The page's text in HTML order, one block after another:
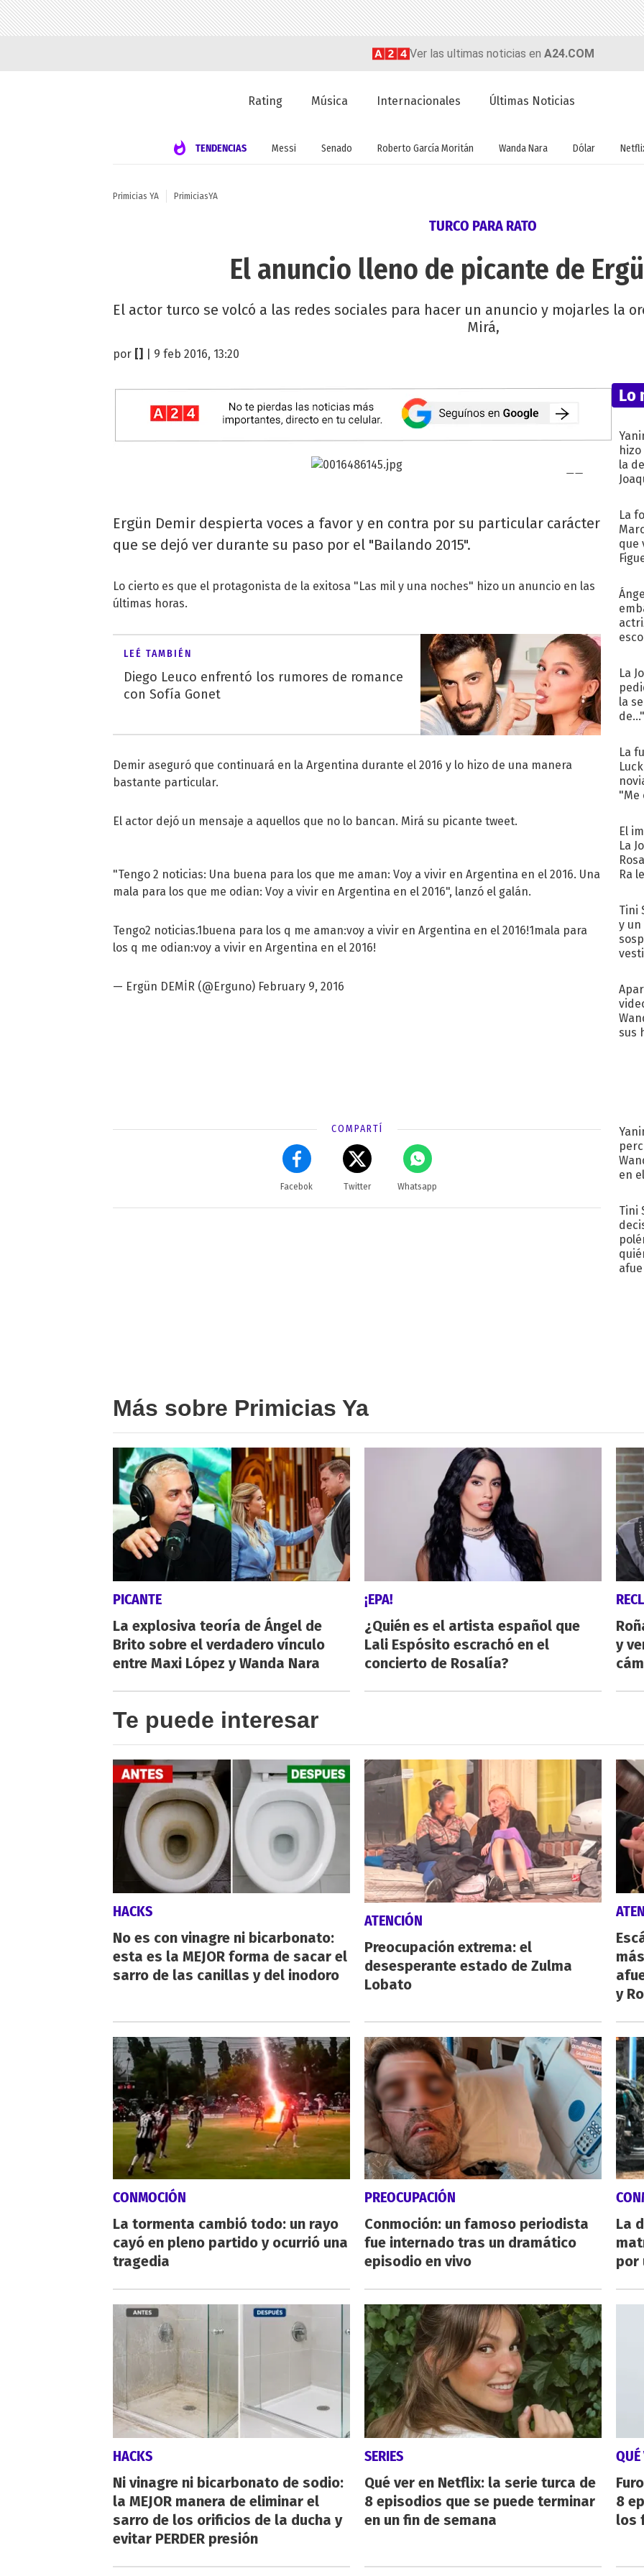
Ver las ultimas noticias en A24.COM
Rating Música Internacionales Últimas Noticias
TENDENCIAS Messi Senado Roberto García Moritán Wanda Nara Dólar
Primicias YA PrimiciasYA
TURCO PARA RATO
El anuncio lleno de picante de
El actor turco se volcó a las redes sociales para hacer un anuncio y mojarles la
Mirá,
por | 9 feb 2016, 13:20
Ergün Demir despierta voces a favor y en contra por su particular carácter
que se dejó ver durante su paso por el "Bailando 2015".
Lo cierto es que el protagonista de la exitosa "Las mil y una noches" hizo un anuncio en las
últimas horas.
LEÉ TAMBIÉN
Diego Leuco enfrentó los rumores de romance
con Sofía Gonet
Demir aseguró que continuará en la Argentina durante el 2016 y lo hizo de una manera
bastante particular.
El actor dejó un mensaje a aquellos que no lo bancan. Mirá su picante tweet.
"Tengo 2 noticias: Una buena para los que me aman: Voy a vivir en Argentina en el 2016. Una
mala para los que me odian: Voy a vivir en Argentina en el 2016", lanzó el galán.
Tengo2 noticias.1buena para los q me aman:voy a vivir en Argentina en el 2016!1mala para
los q me odian:voy a vivir en Argentina en el 2016!
— Ergün DEMİR (@Erguno) February 9, 2016
COMPARTÍ
Facebok Twitter Whatsapp
Lo
la
La
que
La
la
La
"Me
El
La
Ra
Tini
y
sus
en
Tini
Más sobre Primicias Ya
PICANTE
La explosiva teoría de Ángel de
Brito sobre el verdadero vínculo
entre Maxi López y Wanda Nara
¡EPA!
¿Quién es el artista español que
Lali Espósito escrachó en el
concierto de Rosalía?
y
Te puede interesar
HACKS
No es con vinagre ni bicarbonato:
esta es la MEJOR forma de sacar el
sarro de las canillas y del inodoro
ATENCIÓN
Preocupación extrema: el
desesperante estado de Zulma
Lobato
y
CONMOCIÓN
La tormenta cambió todo: un rayo
cayó en pleno partido y ocurrió una
tragedia
PREOCUPACIÓN
Conmoción: un famoso periodista
fue internado tras un dramático
episodio en vivo
La
por
HACKS
Ni vinagre ni bicarbonato de sodio:
la MEJOR manera de eliminar el
sarro de los orificios de la ducha y
evitar PERDER presión
SERIES
Qué ver en Netflix: la serie turca de
8 episodios que se puede terminar
en un fin de semana
QUÉ
8
los